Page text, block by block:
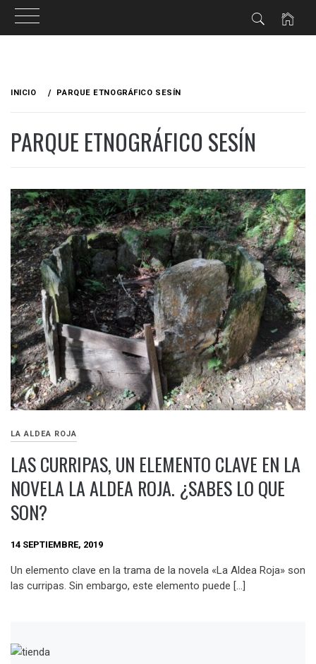
INICIO PARQUE ETNOGRÁFICO SESÍN
PARQUE ETNOGRÁFICO SESÍN
LA ALDEA ROJA
LAS CURRIPAS, UN ELEMENTO CLAVE EN LA
NOVELA LA ALDEA ROJA. ¿SABES LO QUE
SON?
14 SEPTIEMBRE, 2019
Un elemento clave en la trama de la novela «La Aldea Roja» son
las curripas. Sin embargo, este elemento puede […]